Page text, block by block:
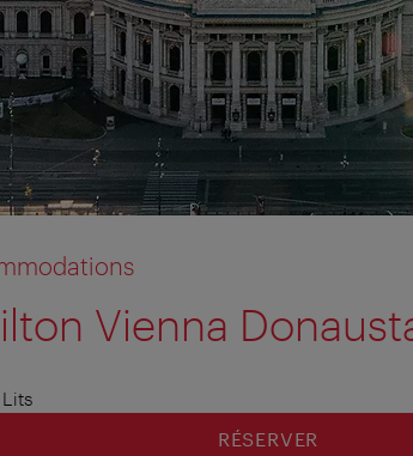
Vienna
anzeigen
ausblenden
RÉSERVER